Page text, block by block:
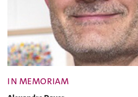
IN MEMORIAM